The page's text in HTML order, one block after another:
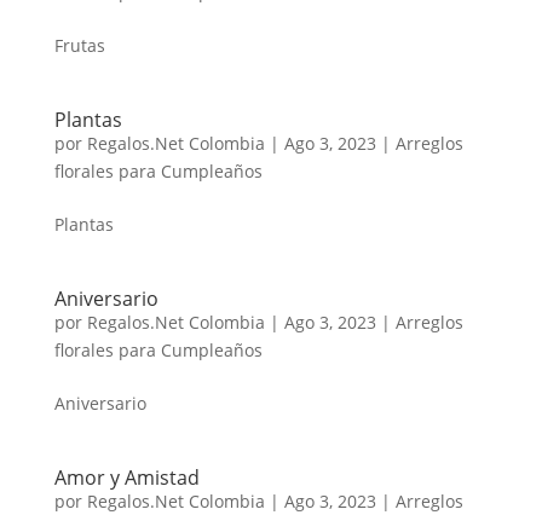
Frutas
Plantas
por Regalos.Net Colombia | Ago 3, 2023 | Arreglos
florales para Cumpleaños
Plantas
Aniversario
por Regalos.Net Colombia | Ago 3, 2023 | Arreglos
florales para Cumpleaños
Aniversario
Amor y Amistad
por Regalos.Net Colombia | Ago 3, 2023 | Arreglos